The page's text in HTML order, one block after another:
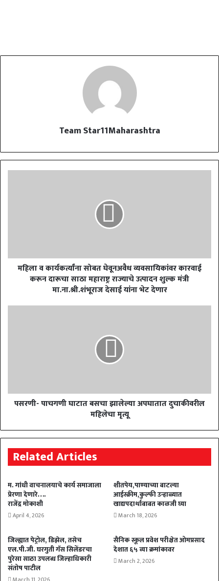
Team Star11Maharashtra
महिला व कार्यकर्त्यांना सोबत घेवूनअवैध व्यवसायिकांवर कारवाई
करून दारूचा साठा महाराष्ट्र राज्याचे उत्पादन शुल्क मंत्री
मा.ना.श्री.शंभूराज देसाई यांना भेट देणार
पसरणी- पाचगणी घाटात बसचा झालेल्या अपघातात दुचाकीवरील
महिलेचा मृत्यू
Related Articles
म. गांधी वाचनालयाचे कार्य समाजाला
प्रेरणा देणारे….
राजेंद्र मोकाशी
April 4, 2026
शीतपेय,पाण्याच्या बाटल्या
आईस्क्रीम,कुल्फी उन्हाळ्यात
खाद्यपदार्थाबाबत काळजी घ्या
March 18, 2026
जिल्ह्यात पेट्रोल, डिझेल, तसेच
एल.पी.जी. घरगुती गॅस सिलेंडरचा
पुरेसा साठा उपलब्ध जिल्हाधिकारी
संतोष पाटील
सैनिक स्कूल प्रवेश परीक्षेत ओमप्रसाद
देशात ६५ व्या क्रमांकावर
March 2, 2026